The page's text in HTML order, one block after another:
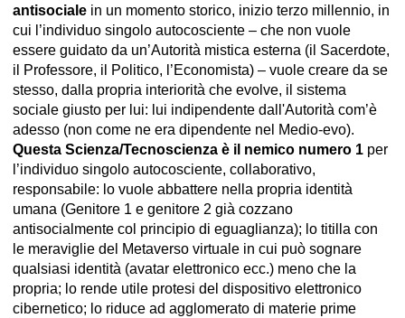
antisociale in un momento storico, inizio terzo millennio, in
cui l’individuo singolo autocosciente – che non vuole
essere guidato da un’Autorità mistica esterna (il Sacerdote,
il Professore, il Politico, l’Economista) – vuole creare da se
stesso, dalla propria interiorità che evolve, il sistema
sociale giusto per lui: lui indipendente dall'Autorità com’è
adesso (non come ne era dipendente nel Medio-evo).
Questa Scienza/Tecnoscienza è il nemico numero 1 per
l’individuo singolo autocosciente, collaborativo,
responsabile: lo vuole abbattere nella propria identità
umana (Genitore 1 e genitore 2 già cozzano
antisocialmente col principio di eguaglianza); lo titilla con
le meraviglie del Metaverso virtuale in cui può sognare
qualsiasi identità (avatar elettronico ecc.) meno che la
propria; lo rende utile protesi del dispositivo elettronico
cibernetico; lo riduce ad agglomerato di materie prime